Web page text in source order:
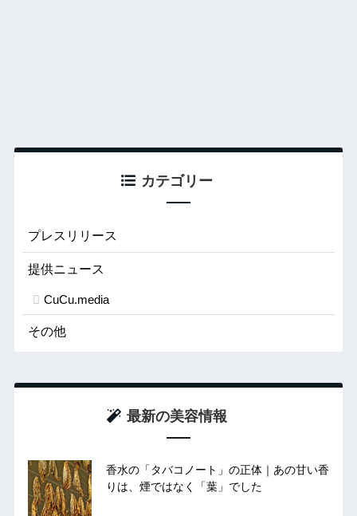
カテゴリー
プレスリリース
提供ニュース
CuCu.media
その他
最新の美容情報
香水の「タバコノート」の正体｜あの甘い香
りは、煙ではなく「葉」でした